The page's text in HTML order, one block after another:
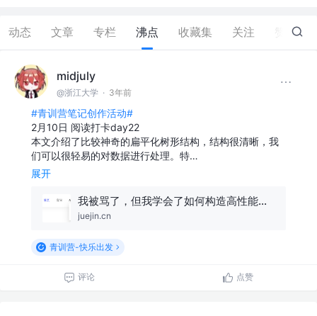
动态 文章 专栏 沸点 收藏集 关注 3
midjuly
@浙江大学 · 3年前
#青训营笔记创作活动#
2月10日 阅读打卡day22
本文介绍了比较神奇的扁平化树形结构，结构很清晰，我
们可以很轻易的对数据进行处理。特…
展开
我被骂了，但我学会了如何构造高性能的树状结构🔥
juejin.cn
青训营-快乐出发
评论 点赞